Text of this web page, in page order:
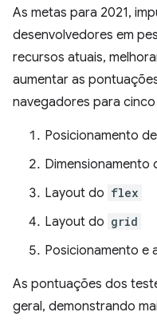
As metas para 2021,
desenvolvedores em
recursos atuais,
aumentar as
navegadores para
Posicionamento de
Dimensionamento
Layout do flex
Layout do grid
Posicionamento e
As pontuações dos
geral, demonstrando